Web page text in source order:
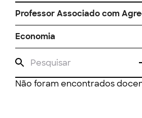
Professor Associado com
Economia
Não foram encontrados